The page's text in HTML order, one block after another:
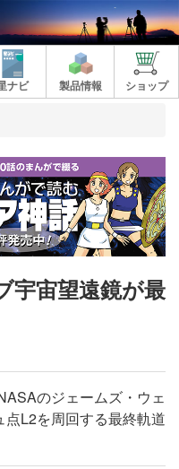
ナビ 製品情報 ショップ
宇宙望遠鏡が最
のジェームズ・ウェ
L2を周回する最終軌道